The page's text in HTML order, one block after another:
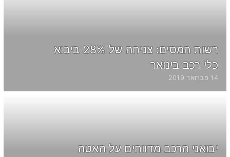
רשות המסים: צניחה של 28% ביבוא
כלי רכב בינואר
14 פברואר 2019
יבואני הרכב מדווחים על האטה